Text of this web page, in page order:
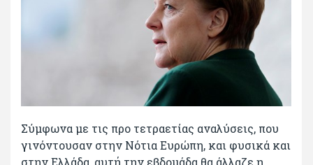
Σύμφωνα με τις προ τετραετίας αναλύσεις, που
γινόντουσαν στην Νότια Ευρώπη, και φυσικά και